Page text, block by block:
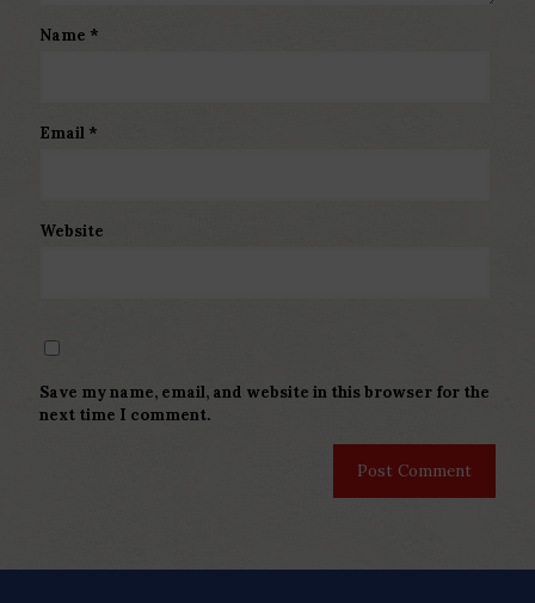
Name *
Email *
Website
Save my name, email, and website in this browser for the
next time I comment.